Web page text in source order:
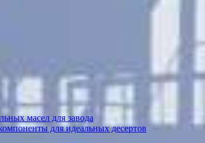
масел для завода
для идеальных десертов